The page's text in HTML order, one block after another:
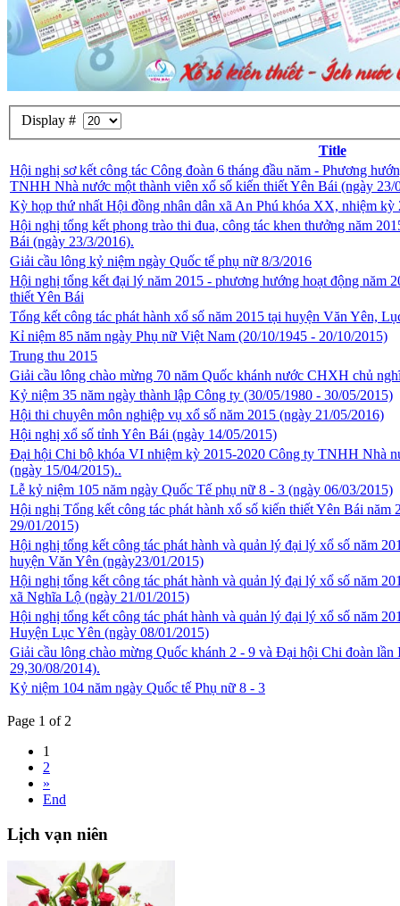
Display #
Title
Hội nghị sơ kết công tác Công đoàn 6 tháng đầu năm - Phương
TNHH Nhà nước một thành viên xổ số kiến thiết Yên Bái (ngày 23/
Kỳ họp thứ nhất Hội đồng nhân dân xã An Phú khóa XX, nhiệm kỳ
Hội nghị tổng kết phong trào thi đua, công tác khen thưởng năm
Bái (ngày 23/3/2016).
Giải cầu lông kỷ niệm ngày Quốc tế phụ nữ 8/3/2016
Hội nghị tổng kết đại lý năm 2015 - phương hướng hoạt động
thiết Yên Bái
Tổng kết công tác phát hành xổ số năm 2015 tại huyện Văn Yên,
Kỉ niệm 85 năm ngày Phụ nữ Việt Nam (20/10/1945 - 20/10/2015)
Trung thu 2015
Giải cầu lông chào mừng 70 năm Quốc khánh nước CHXH chủ
Kỷ niệm 35 năm ngày thành lập Công ty (30/05/1980 - 30/05/2015)
Hội thi chuyên môn nghiệp vụ xổ số năm 2015 (ngày 21/05/2016)
Hội nghị xổ số tỉnh Yên Bái (ngày 14/05/2015)
Đại hội Chi bộ khóa VI nhiệm kỳ 2015-2020 Công ty TNHH Nhà
(ngày 15/04/2015)..
Lễ kỷ niệm 105 năm ngày Quốc Tế phụ nữ 8 - 3 (ngày 06/03/2015)
Hội nghị Tổng kết công tác phát hành xổ số kiến thiết Yên Bái năm
29/01/2015)
Hội nghị tổng kết công tác phát hành và quản lý đại lý xổ số năm
huyện Văn Yên (ngày23/01/2015)
Hội nghị tổng kết công tác phát hành và quản lý đại lý xổ số năm
xã Nghĩa Lộ (ngày 21/01/2015)
Hội nghị tổng kết công tác phát hành và quản lý đại lý xổ số năm
Huyện Lục Yên (ngày 08/01/2015)
Giải cầu lông chào mừng Quốc khánh 2 - 9 và Đại hội Chi đoàn
29,30/08/2014).
Kỷ niệm 104 năm ngày Quốc tế Phụ nữ 8 - 3
Page 1 of 2
1
2
»
End
Lịch vạn niên